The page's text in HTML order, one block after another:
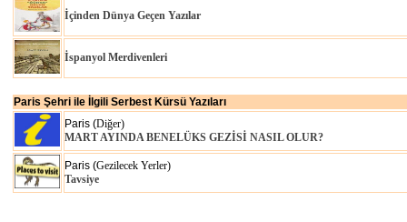
İçinden Dünya Geçen Yazılar
İspanyol Merdivenleri
Paris Şehri ile İlgili Serbest Kürsü Yazıları
Paris (Diğer)
MART AYINDA BENELÜKS GEZİSİ NASIL OLUR?
Paris (Gezilecek Yerler)
Tavsiye